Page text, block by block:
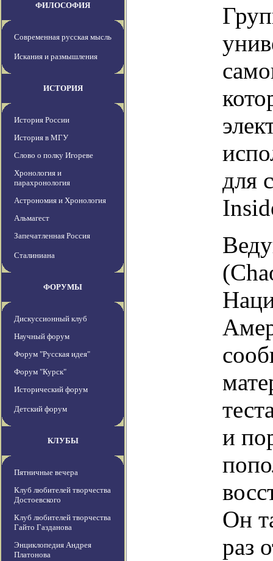
ФИЛОСОФИЯ
Современная русская мысль
Искания и размышления
ИСТОРИЯ
История России
История в МГУ
Слово о полку Игореве
Хронология и
парахронология
Астрономия и Хронология
Альмагест
Запечатленная Россия
Сталиниана
ФОРУМЫ
Дискуссионный клуб
Научный форум
Форум "Русская идея"
Форум "Курск"
Исторический форум
Детский форум
КЛУБЫ
Пятничные вечера
Клуб любителей творчества
Достоевского
Клуб любителей творчества
Гайто Газданова
Энциклопедия Андрея
Платонова
для
и
Он
раз